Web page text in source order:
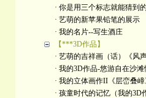
· 你是用三个标志就能猜到
· 艺萌的新苹果铅笔的展示
· 我的名片--写生酒庄
【***3D作品】
· 艺萌的吉祥画（话）《风
· 我的3D作品-悠游自在沙滩
· 我的立体画作II《层峦叠嶂
· 孩童时代的记忆（我的3D